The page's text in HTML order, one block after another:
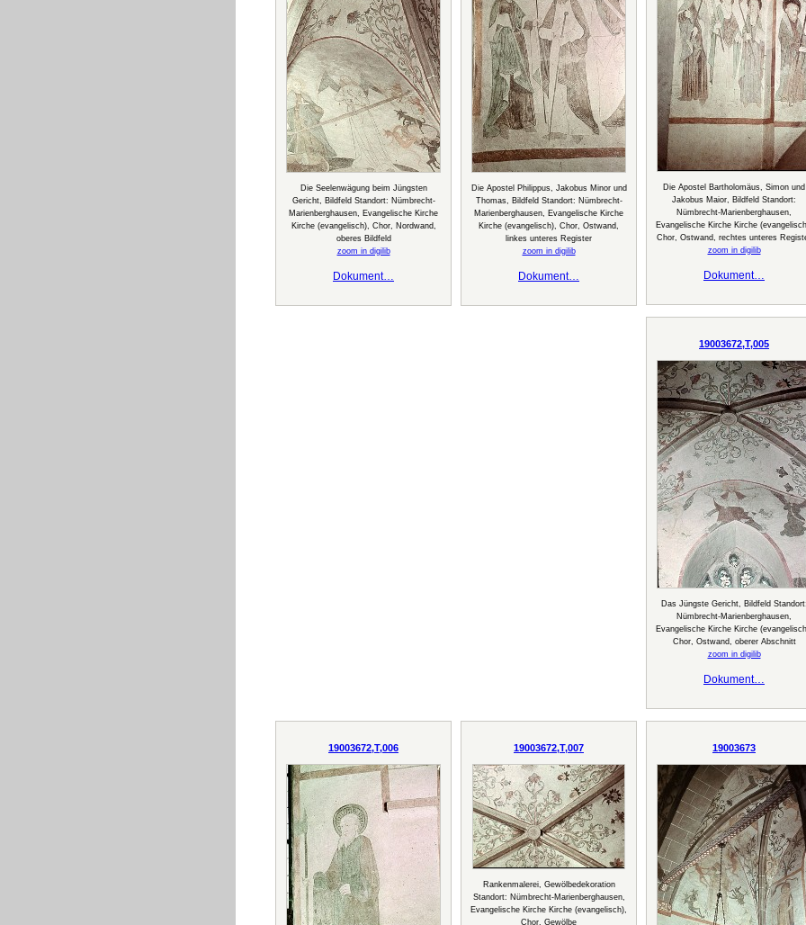
Die Seelenwägung beim Jüngsten
Gericht, Bildfeld Standort: Nümbrecht-
Marienberghausen, Evangelische Kirche
Kirche (evangelisch), Chor, Nordwand,
oberes Bildfeld
zoom in digilib
Dokument…
Die Apostel Philippus, Jakobus Minor und
Thomas, Bildfeld Standort: Nümbrecht-
Marienberghausen, Evangelische Kirche
Kirche (evangelisch), Chor, Ostwand,
linkes unteres Register
zoom in digilib
Dokument…
Die Apostel Bartholomäus, Simon und
Jakobus Maior, Bildfeld Standort:
Nümbrecht-Marienberghausen,
Evangelische Kirche Kirche
Chor, Ostwand, rechtes unteres
zoom in digilib
Dokument…
19003672,T,005
Das Jüngste Gericht, Bildfeld
Nümbrecht-Marienberghausen,
Evangelische Kirche Kirche
Chor, Ostwand, oberer Abschnitt
zoom in digilib
Dokument…
19003672,T,006 19003672,T,007
Rankenmalerei, Gewölbedekoration
Standort: Nümbrecht-Marienberghausen,
Evangelische Kirche Kirche (evangelisch),
Chor, Gewölbe
19003673